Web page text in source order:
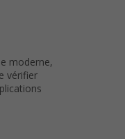
moderne,
vérifier